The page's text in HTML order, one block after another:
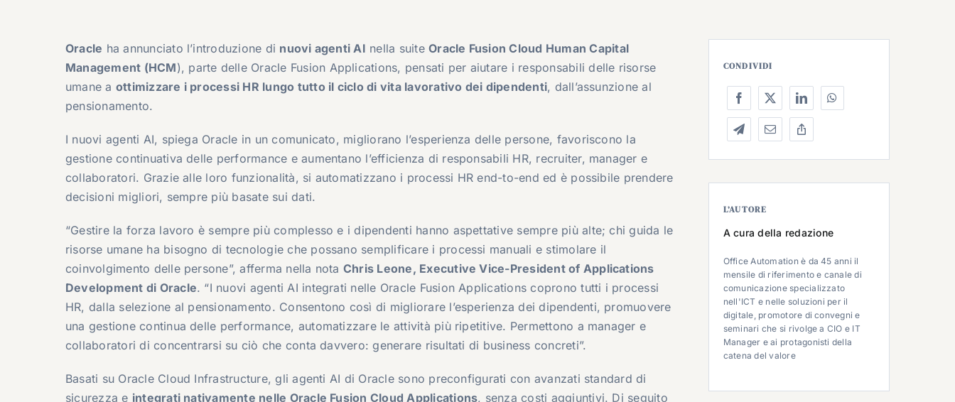
Oracle ha annunciato l’introduzione di nuovi agenti AI nella suiteOracle Fusion Cloud Human Capital
Management (HCM), parte delle Oracle Fusion Applications, pensati per aiutare i responsabili delle risorse
umane a ottimizzare i processi HR lungo tutto il ciclo di vita lavorativo dei dipendenti, dall’assunzione al
pensionamento.
I nuovi agenti AI, spiega Oracle in un comunicato, migliorano l’esperienza delle persone, favoriscono la
gestione continuativa delle performance e aumentano l’efficienza di responsabili HR, recruiter, manager e
collaboratori. Grazie alle loro funzionalità, si automatizzano i processi HR end-to-end ed è possibile prendere
decisioni migliori, sempre più basate sui dati.
“Gestire la forza lavoro è sempre più complesso e i dipendenti hanno aspettative sempre più alte; chi guida le
risorse umane ha bisogno di tecnologie che possano semplificare i processi manuali e stimolare il
coinvolgimento delle persone”, afferma nella nota Chris Leone, Executive Vice-President of Applications
Development di Oracle. “I nuovi agenti AI integrati nelle Oracle Fusion Applications coprono tutti i processi
HR, dalla selezione al pensionamento. Consentono così di migliorare l’esperienza dei dipendenti, promuovere
una gestione continua delle performance, automatizzare le attività più ripetitive. Permettono a manager e
collaboratori di concentrarsi su ciò che conta davvero: generare risultati di business concreti”.
Basati su Oracle Cloud Infrastructure, gli agenti AI di Oracle sono preconfigurati con avanzati standard di
sicurezza e integrati nativamente nelle Oracle Fusion Cloud Applications, senza costi aggiuntivi. Di seguito
CONDIVIDI
L’AUTORE
A cura della redazione
Office Automation è da 45 anni il
mensile di riferimento e canale di
comunicazione specializzato
nell'ICT e nelle soluzioni per il
digitale, promotore di convegni e
seminari che si rivolge a CIO e IT
Manager e ai protagonisti della
catena del valore